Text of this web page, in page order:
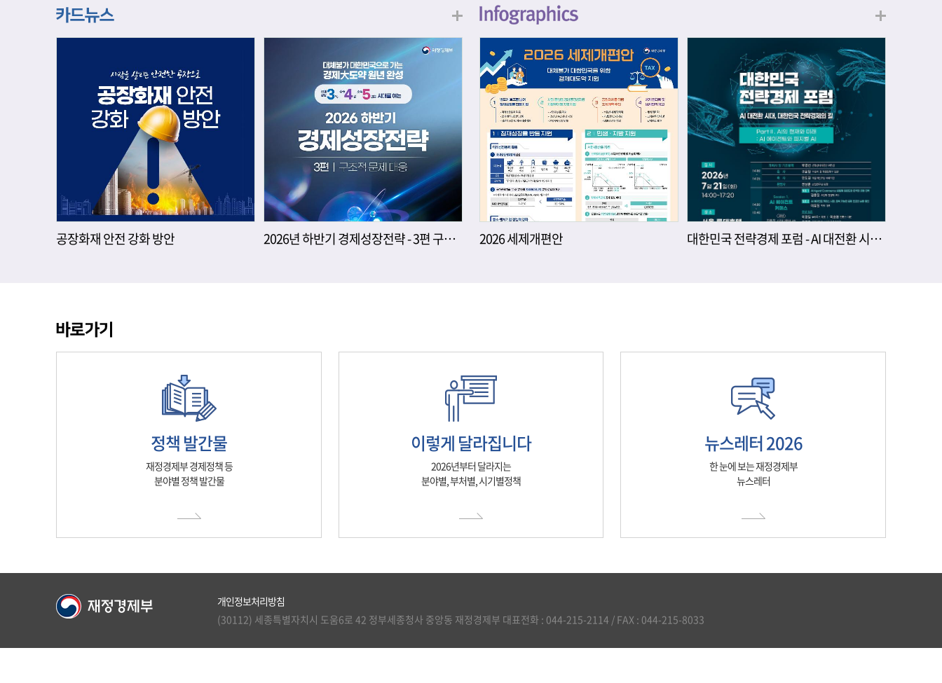
은 인스타그램 개별 DM으로 폼링크를 전달드립
니다.
식, 친구들과의 협업, 다양한 활동 속에서 얻는
문제 해결 경험은 모두 개인의 역량으로 축적됩
니다. 경제학에서는 이.......
폰 (60명) 참여.......
공장화재 안전 강화 방안 2026년 하반기 경제성장전략 - 3편 구조적 문제 대응 2026 세제개편안 대한민국 전략경제 포럼 - AI 대전환 시대, 대한민국 전략경제의 길
정책 발간물
재정경제부 경제정책 등
분야별 정책 발간물
이렇게 달라집니다
2026년부터 달라지는
분야별, 부처별, 시기별정책
뉴스레터 2026
한 눈에 보는 재정경제부
뉴스레터
개인정보처리방침
(30112) 세종특별자치시 도움6로 42 정부세종청사 중앙동 재정경제부 대표전화 : 044-215-2114 / FAX : 044-215-8033